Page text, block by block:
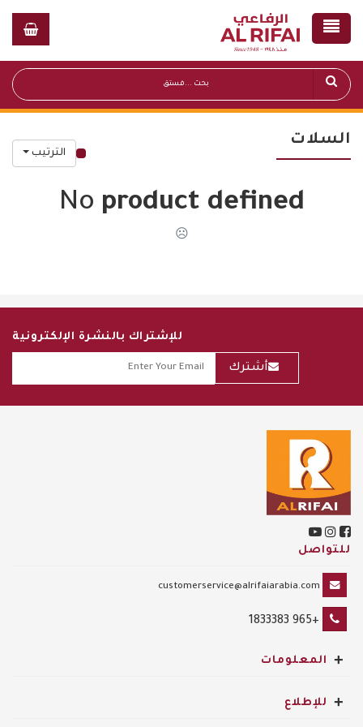
السلات
الترتيب
No product defined
☹
للإشتراك بالنشرة الإلكترونية
أشترك
للتواصل
customerservice@alrifaiarabia.com
+965 1833383
المعلومات +
للإطلاع +